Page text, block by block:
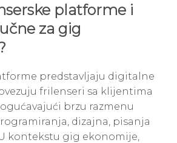
platforme i
za gig
predstavljaju digitalne
frilenseri sa klijentima
brzu razmenu
dizajna, pisanja
kontekstu gig ekonomije,